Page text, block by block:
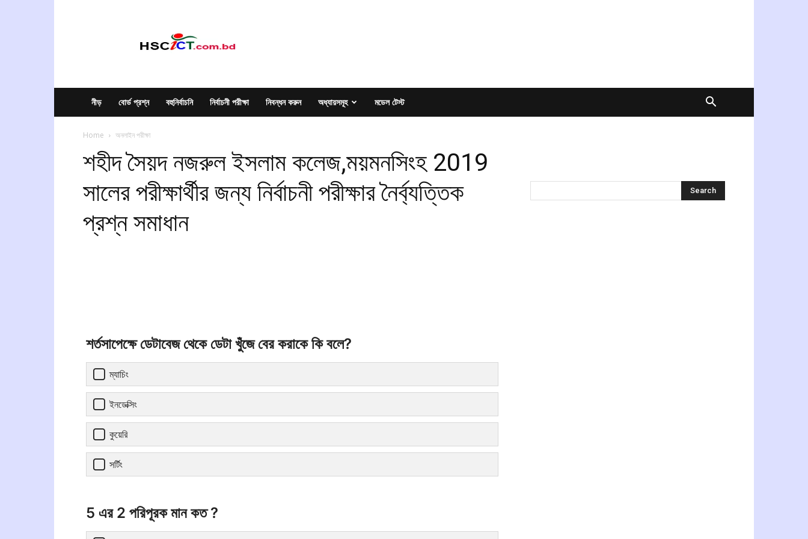
নীড় বোর্ড প্রশ্ন বহুনির্বাচনি নির্বাচনী পরীক্ষা নিবন্ধন করুন অধ্যায়সমূহ মডেল টেস্ট
Home অনলাইন পরীক্ষা
শহীদ সৈয়দ নজরুল ইসলাম কলেজ,ময়মনসিংহ 2019
সালের পরীক্ষার্থীর জন্য নির্বাচনী পরীক্ষার নৈর্ব্যত্তিক
প্রশ্ন সমাধান
শর্তসাপেক্ষে ডেটাবেজ থেকে ডেটা খুঁজে বের করাকে কি বলে?
ম্যাচিং
ইনডেক্সিং
কুয়েরি
সর্টিং
5 এর 2 পরিপূরক মান কত ?